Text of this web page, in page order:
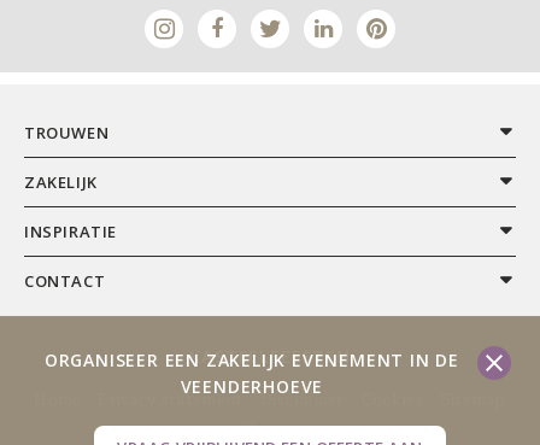
ORGANISEER EEN ZAKELIJK EVENEMENT IN DE
VEENDERHOEVE
TROUWEN
ZAKELIJK
INSPIRATIE
CONTACT
KASTEELFEESTEN
Privacy statement Disclaimer
Contact